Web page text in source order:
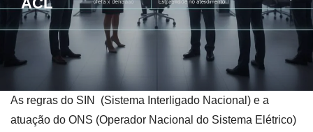
As regras do SIN (Sistema Interligado Nacional) e a
atuação do ONS (Operador Nacional do Sistema Elétrico)